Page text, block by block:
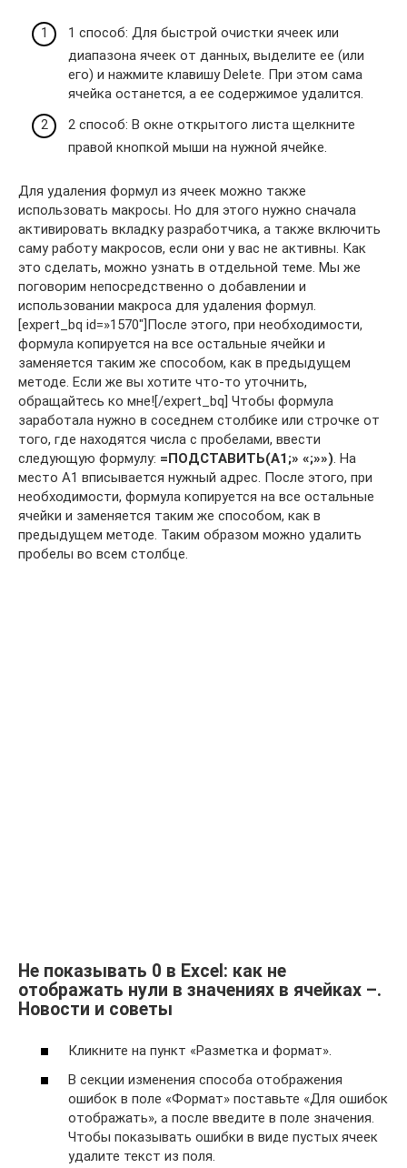
1 способ: Для быстрой очистки ячеек или
диапазона ячеек от данных, выделите ее (или
его) и нажмите клавишу Delete. При этом сама
ячейка останется, а ее содержимое удалится.
2 способ: В окне открытого листа щелкните
правой кнопкой мыши на нужной ячейке.
Для удаления формул из ячеек можно также
использовать макросы. Но для этого нужно сначала
активировать вкладку разработчика, а также включить
саму работу макросов, если они у вас не активны. Как
это сделать, можно узнать в отдельной теме. Мы же
поговорим непосредственно о добавлении и
использовании макроса для удаления формул.
[expert_bq id=»1570″]После этого, при необходимости,
формула копируется на все остальные ячейки и
заменяется таким же способом, как в предыдущем
методе. Если же вы хотите что-то уточнить,
обращайтесь ко мне![/expert_bq] Чтобы формула
заработала нужно в соседнем столбике или строчке от
того, где находятся числа с пробелами, ввести
следующую формулу: =ПОДСТАВИТЬ(A1;» «;»») . На
место A1 вписывается нужный адрес. После этого, при
необходимости, формула копируется на все остальные
ячейки и заменяется таким же способом, как в
предыдущем методе. Таким образом можно удалить
пробелы во всем столбце.
Не показывать 0 в Excel: как не
отображать нули в значениях в ячейках –.
Новости и советы
Кликните на пункт «Разметка и формат».
В секции изменения способа отображения
ошибок в поле «Формат» поставьте «Для ошибок
отображать», а после введите в поле значения.
Чтобы показывать ошибки в виде пустых ячеек
удалите текст из поля.